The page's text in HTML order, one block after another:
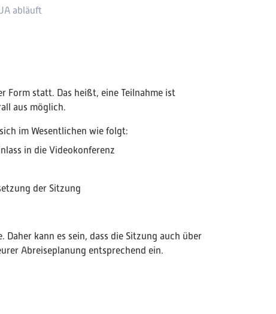
abläuft
Form statt. Das heißt, eine Teilnahme ist
aus möglich.
im Wesentlichen wie folgt:
in die Videokonferenz
der Sitzung
kann es sein, dass die Sitzung auch über
Abreiseplanung entsprechend ein.